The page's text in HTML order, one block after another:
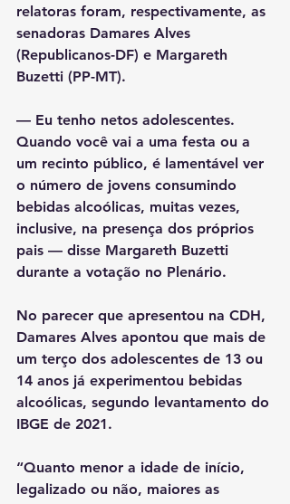
relatoras foram, respectivamente, as
senadoras Damares Alves
(Republicanos-DF) e Margareth
Buzetti (PP-MT).
— Eu tenho netos adolescentes.
Quando você vai a uma festa ou a
um recinto público, é lamentável ver
o número de jovens consumindo
bebidas alcoólicas, muitas vezes,
inclusive, na presença dos próprios
pais — disse Margareth Buzetti
durante a votação no Plenário.
No parecer que apresentou na CDH,
Damares Alves apontou que mais de
um terço dos adolescentes de 13 ou
14 anos já experimentou bebidas
alcoólicas, segundo levantamento do
IBGE de 2021.
“Quanto menor a idade de início,
legalizado ou não, maiores as